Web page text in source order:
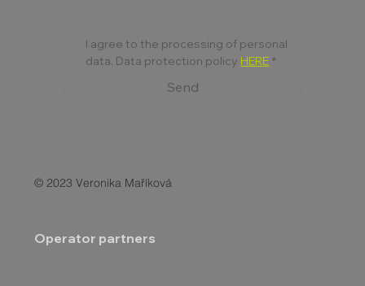
I agree to the processing of personal
data. Data protection policy HERE *
Send
© 2023 Veronika Maříková
Operator partners